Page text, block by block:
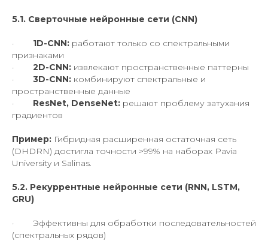
5.1. Сверточные нейронные сети (CNN)
· 1D-CNN: работают только со спектральными
признаками
· 2D-CNN: извлекают пространственные паттерны
· 3D-CNN: комбинируют спектральные и
пространственные данные
· ResNet, DenseNet: решают проблему затухания
градиентов
Пример: Гибридная расширенная остаточная сеть
(DHDRN) достигла точности >99% на наборах Pavia
University и Salinas.
5.2. Рекуррентные нейронные сети (RNN, LSTM,
GRU)
· Эффективны для обработки последовательностей
(спектральных рядов)